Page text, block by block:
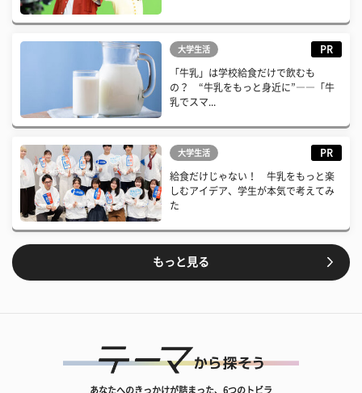
大学生活 PR
「牛乳」は学校給食だけで飲むも
の？ “牛乳をもっと身近に”――「牛
乳でスマ...
大学生活 PR
給食だけじゃない！ 牛乳をもっと楽
しむアイデア、学生が本気で考えてみ
た
もっと見る
あなたへのきっかけが詰まった、6つのトビラ